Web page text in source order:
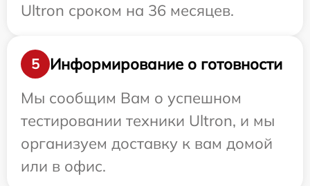
Ultron сроком на 36 месяцев.
5
Информирование о готовности
Мы сообщим Вам о успешном
тестировании техники Ultron, и мы
организуем доставку к вам домой
или в офис.